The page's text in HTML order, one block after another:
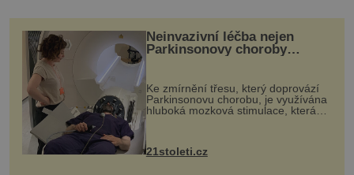
Neinvazivní léčba nejen
Parkinsonovy choroby
Ke zmírnění třesu, který doprovází
Parkinsonovu chorobu, je využívána
hluboká mozková stimulace, která
však vyžaduje vysoce invazivní
k dostatečně přesnému zacílení ...
21stoleti.cz